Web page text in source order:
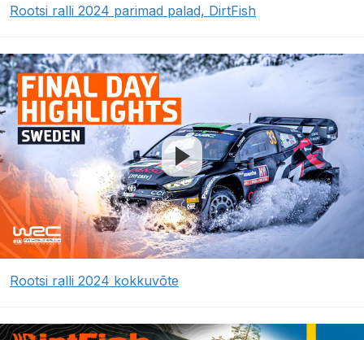
Rootsi ralli 2024 parimad palad, DirtFish
Rootsi ralli 2024 kokkuvõte